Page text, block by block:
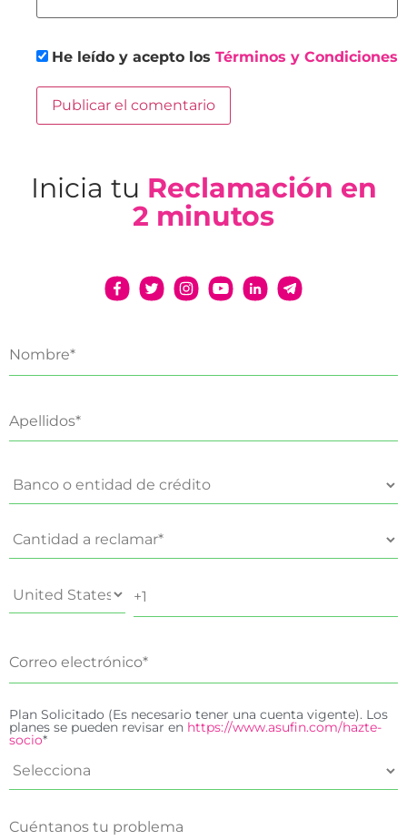
He leído y acepto los Términos y Condiciones
Inicia tu Reclamación en
2 minutos
Plan Solicitado (Es necesario tener una cuenta vigente). Los
planes se pueden revisar en https://www.asufin.com/hazte-
socio*